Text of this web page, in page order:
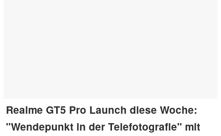
Realme GT5 Pro Launch diese Woche:
"Wendepunkt in der Telefotografie" mit